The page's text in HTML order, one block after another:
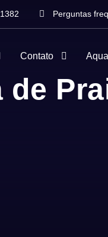
Perguntas
Contato